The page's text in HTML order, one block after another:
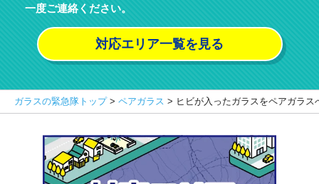
一度ご連絡ください。
対応エリア一覧を見る
ガラスの緊急隊トップ> ペアガラス > ヒビが入ったガラスをペアガラ